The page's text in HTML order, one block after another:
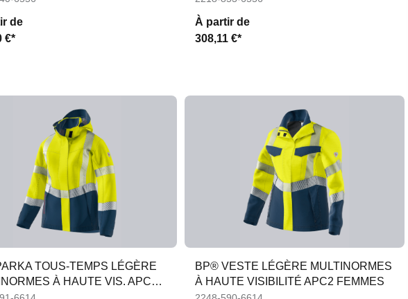
de
€*
À partir de
308,11 €*
TOUS-TEMPS LÉGÈRE
À HAUTE VIS. APC2
BP® VESTE LÉGÈRE MULTINORMES
À HAUTE VISIBILITÉ APC2 FEMMES